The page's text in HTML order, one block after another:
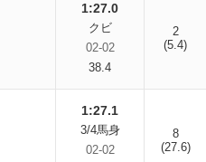
1:27.0
クビ
02-02
38.4
2
(5.4)
1:27.1
3/4馬身
02-02
8
(27.6)